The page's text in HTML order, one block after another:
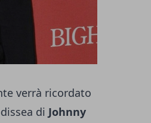
verrà ricordato
di Johnny